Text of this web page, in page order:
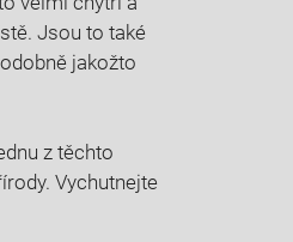
Jsou to také
jakožto
z těchto
Vychutnejte